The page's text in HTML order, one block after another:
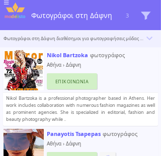
Φωτογράφοι στη Δάφνη 3
Φωτογράφοι στη Δάφνη διαθέσημοι για φωτογραφήσεις μόδας και διαφημίσεων. Το Modelisto δημιουργεί έναν κατάλογο με τους «σπουδαιότερους επαγγελματίες του κόσμου». Για να συμπεριληφθείτε
Nikol Bartzoka φωτογράφος
Αθήνα › Δάφνη
ΕΠΙΚΟΙΝΩΝΊΑ
Nikol Bartzoka is a professional photographer based in Athens. Her
work includes collaboration with numerous fashion magazines as well
as prominent agencies. She is specialized in editorial, fashion and
beauty photography while ..
Panayotis Tsapepas φωτογράφος
Αθήνα › Δάφνη